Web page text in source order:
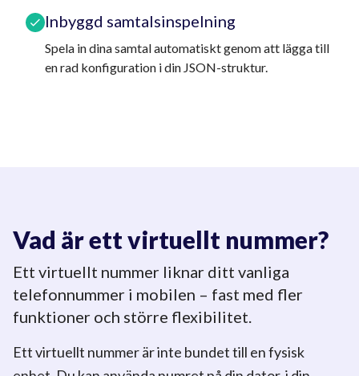
Inbyggd samtalsinspelning
Spela in dina samtal automatiskt genom att lägga till
en rad konfiguration i din JSON-struktur.
Vad är ett virtuellt nummer?
Ett virtuellt nummer liknar ditt vanliga
telefonnummer i mobilen – fast med fler
funktioner och större flexibilitet.
Ett virtuellt nummer är inte bundet till en fysisk